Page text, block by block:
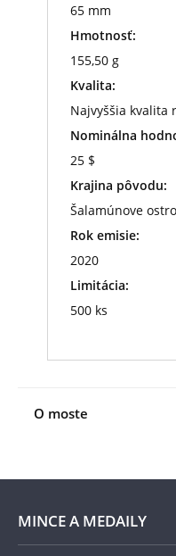
65 mm
Hmotnosť:
155,50 g
Kvalita:
Najvyššia kvalita
Nominálna
25 $
Krajina pôvodu:
Šalamúnove
Rok emisie:
2020
Limitácia:
500 ks
O moste
MINCE A MEDAILY